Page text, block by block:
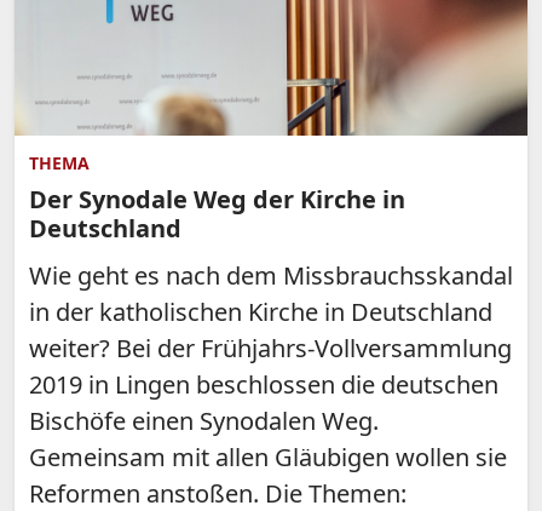
THEMA
Der Synodale Weg der Kirche in
Deutschland
Wie geht es nach dem Missbrauchsskandal
in der katholischen Kirche in Deutschland
weiter? Bei der Frühjahrs-Vollversammlung
2019 in Lingen beschlossen die deutschen
Bischöfe einen Synodalen Weg.
Gemeinsam mit allen Gläubigen wollen sie
Reformen anstoßen. Die Themen: